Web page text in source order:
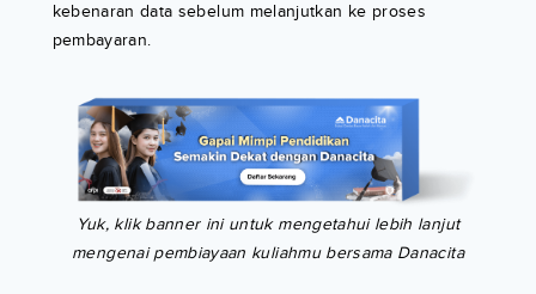
kebenaran data sebelum melanjutkan ke proses
pembayaran.
Yuk, klik banner ini untuk mengetahui lebih lanjut
mengenai pembiayaan kuliahmu bersama Danacita